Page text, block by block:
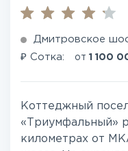
Дмитровское
₽ Сотка: от 1 100
Коттеджный
«Триумфальный»
километрах от